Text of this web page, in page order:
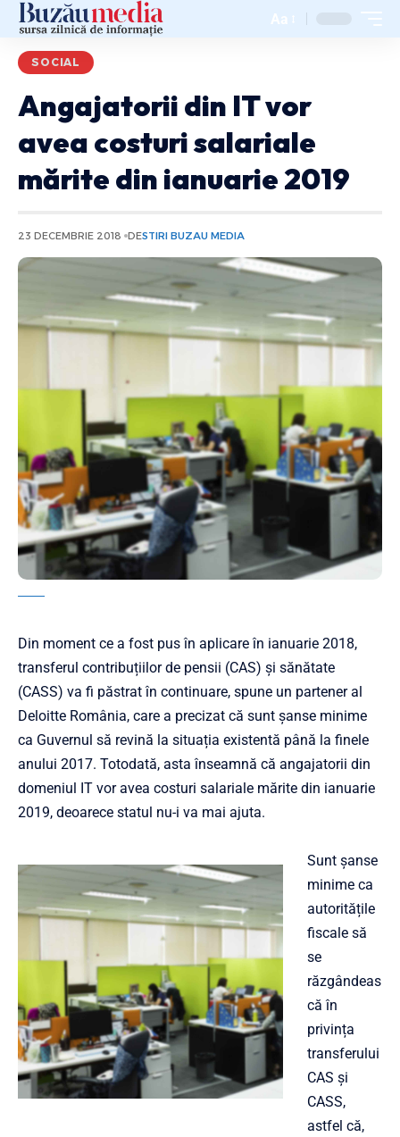
Aa
SOCIAL
Angajatorii din IT vor
avea costuri salariale
mărite din ianuarie 2019
23 DECEMBRIE 2018 DESTIRI BUZAU MEDIA
Din moment ce a fost pus în aplicare în ianuarie 2018,
transferul contribuțiilor de pensii (CAS) și sănătate
(CASS) va fi păstrat în continuare, spune un partener al
Deloitte România, care a precizat că sunt șanse minime
ca Guvernul să revină la situația existentă până la finele
anului 2017. Totodată, asta înseamnă că angajatorii din
domeniul IT vor avea costuri salariale mărite din ianuarie
2019, deoarece statul nu-i va mai ajuta.
Sunt șanse
minime ca
autoritățile
fiscale să
se
răzgândeas
că în
privința
transferului
CAS și
CASS,
astfel că,